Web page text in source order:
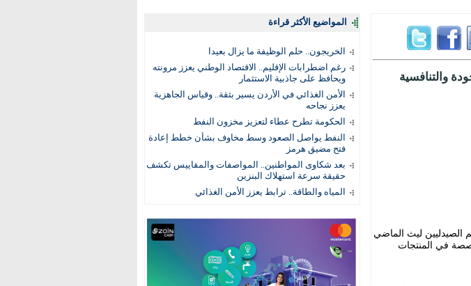
المواضيع الأكثر قراءة
الخريجون.. حلم الوظيفة ما يزال بعيدا
رغم اضطرابات الإقليم.. الاقتصاد الوطني يعزز مرونته
ويحافظ على جاذبية الاستثمار
الأمن الغذائي في الأردن يسير بثقة.. وقياس الجاهزية
يعزز نجاحه
الحكومة تطرح عطاء لتعزيز مخزون النفط
النفط يواصل الصعود وسط مخاوف بشأن خطط إعادة
فتح مضيق هرمز
بعد شكاوى المواطنين.. المواصفات والمقاييس تكشف
حقيقة سرعة استهلاك البنزين
المياه والطاقة.. ترابط يعزز الأمن الغذائي
والتنافسية
الصيدليين ليث الماضي
في المنتجات